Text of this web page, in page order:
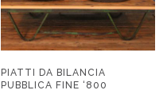
PIATTI DA BILANCIA
PUBBLICA FINE ‘800